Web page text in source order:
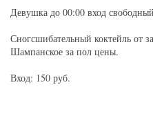
Девушка до 00:00 вход
Сногсшибательный коктейль от
Шампанское за пол цены.
Вход: 150 руб.